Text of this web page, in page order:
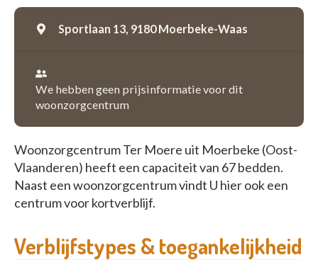
Sportlaan 13, 9180 Moerbeke-Waas
We hebben geen prijsinformatie voor dit
woonzorgcentrum
Woonzorgcentrum Ter Moere uit Moerbeke (Oost-
Vlaanderen) heeft een capaciteit van 67 bedden.
Naast een woonzorgcentrum vindt U hier ook een
centrum voor kortverblijf.
Verblijfstypes & toegankelijkheid